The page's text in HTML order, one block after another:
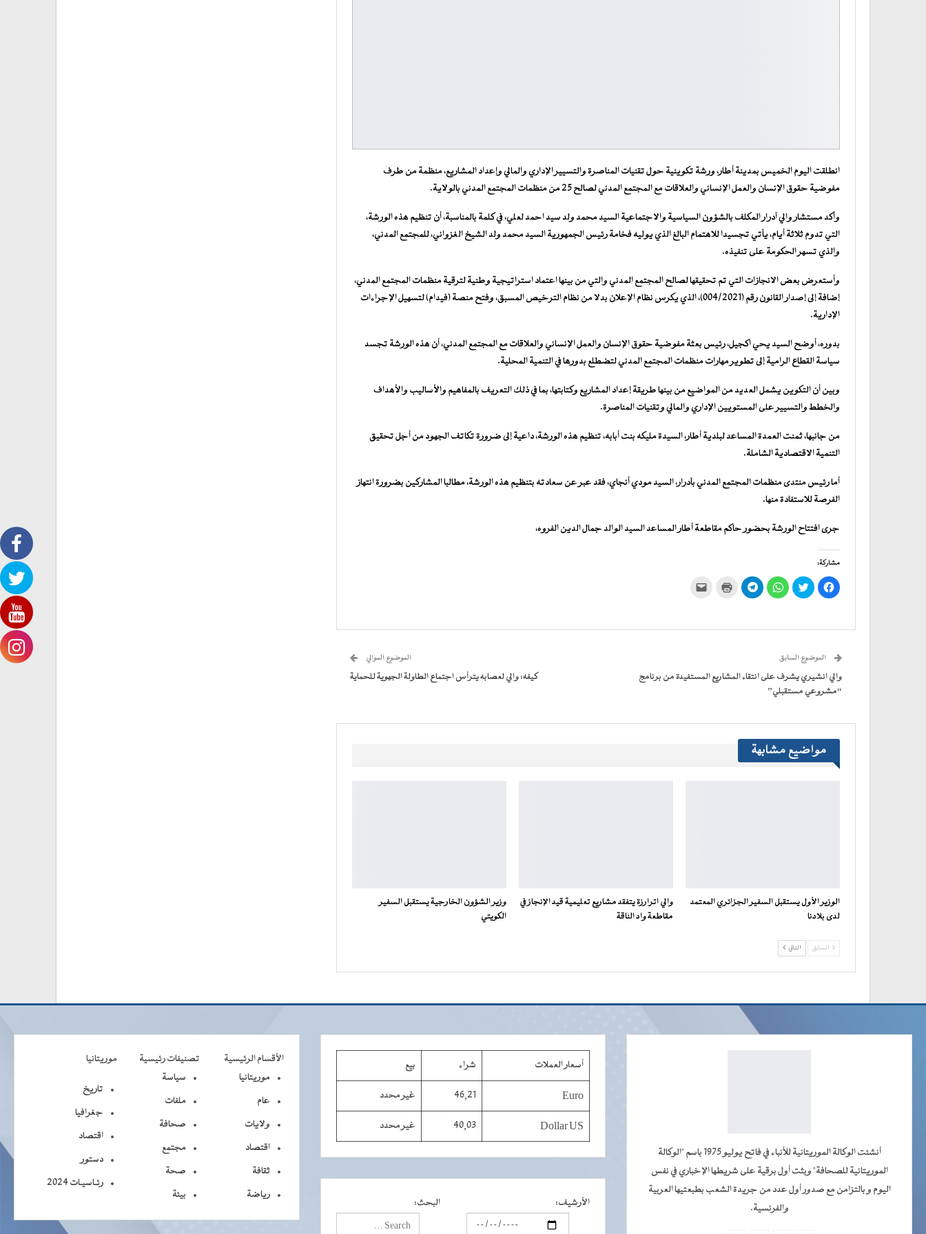
انطلقت اليوم الخميس بمدينة أطار، ورشة تكوينية حول تقنيات المناصرة والتسيير الإداري والمالي وإعداد المشاريع، منظمة من طرف
مفوضية حقوق الإنسان والعمل الإنساني والعلاقات مع المجتمع المدني لصالح 25 من منظمات المجتمع المدني بالولاية.
وأكد مستشار والي آدرار المكلف بالشؤون السياسية والاجتماعية السيد محمد ولد سيد احمد لعلي، في كلمة بالمناسبة، أن تنظيم هذه الورشة،
التي تدوم ثلاثة أيام، يأتي تجسيدا للاهتمام البالغ الذي يوليه فخامة رئيس الجمهورية السيد محمد ولد الشيخ الغزواني، للمجتمع المدني،
والذي تسهر الحكومة على تنفيذه.
وأستعرض بعض الانجازات التي تم تحقيقها لصالح المجتمع المدني والتي من بينها اعتماد استراتيجية وطنية لترقية منظمات المجتمع المدني،
إضافة إلى إصدار القانون رقم (004/2021)، الذي يكرس نظام الإعلان بدلا من نظام الترخيص المسبق، وفتح منصة (فيدام) لتسهيل الإجراءات
الإدارية.
بدوره، أوضح السيد يحي اكجيل، رئيس بعثة مفوضية حقوق الإنسان والعمل الإنساني والعلاقات مع المجتمع المدني، أن هذه الورشة تجسد
سياسة القطاع الرامية إلى تطوير مهارات منظمات المجتمع المدني لتضطلع بدورها في التنمية المحلية.
وبين أن التكوين يشمل العديد من المواضيع من بينها طريقة إعداد المشاريع وكتابتها، بما في ذلك التعريف بالمفاهيم والأساليب والأهداف
والخطط والتسيير على المستويين الإداري والمالي وتقنيات المناصرة.
من جانبها، ثمنت العمدة المساعد لبلدية أطار، السيدة مليكه بنت أبابه، تنظيم هذه الورشة، داعية إلى ضرورة تكاتف الجهود من أجل تحقيق
التنمية الاقتصادية الشاملة.
أما رئيس منتدى منظمات المجتمع المدني بآدرار، السيد مودي أنجاي، فقد عبر عن سعادته بتنظيم هذه الورشة، مطالبا المشاركين بضرورة انتهاز
الفرصة للاستفادة منها.
جرى افتتاح الورشة بحضور حاكم مقاطعة أطار المساعد السيد الوالد جمال الدين الفروه،
مشاركة:
انقر
للمشاركة
على
اضغط
للمشاركة
على
انقر
للمشاركة
على
انقر
للمشاركة
اضغط
للطباعة
جديدة)
الموضوع السابق
والي انشيري يشرف على انتقاء المشاريع المستفيدة من برنامج
“مشروعي مستقبلي”
الموضوع الموالي
كيفه: والي لعصابه يترأس اجتماع الطاولة الجهوية للحماية
مواضيع مشابهة
الوزير الأول يستقبل السفير الجزائري المعتمد
لدى بلادنا
والي اترارزة يتفقد مشاريع تعليمية قيد الإنجاز في
مقاطعة واد الناقة
وزير الشؤون الخارجية يستقبل السفير
الكويتي
السابق التالي
أنشئت الوكالة الموريتانية للأنباء في فاتح يوليو 1975 باسم "الوكالة
الموريتانية للصحافة" وبثت أول برقية على شريطها الإخباري في نفس
اليوم و بالتزامن مع صدور أول عدد من جريدة الشعب بطبعتيها العربية
والفرنسية.
أسعار العملات شراء بيع
Euro
46,21 غير محدد
Dollar US
40,03 غير محدد
الأرشيف: البحث:
الأقسام الرئيسية تصنيفات رئيسية
موريتانيا
موريتانيا
عام
ولايات
اقتصاد
ثقافة
رياضة
سياسة
ملفات
صحافة
مجتمع
صحة
بيئة
تاريخ
جغرافيا
اقتصاد
دستور
رئـاسيـات 2024